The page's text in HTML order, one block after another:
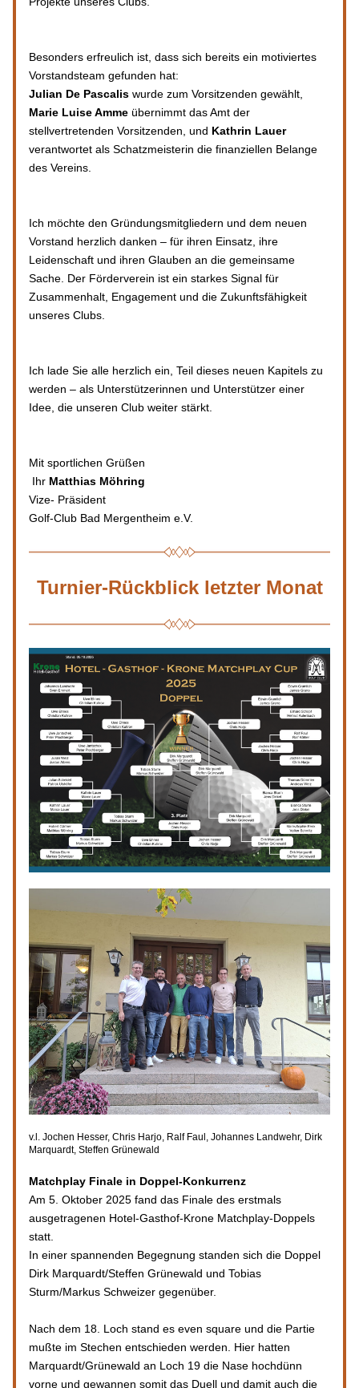
Besonders erfreulich ist, dass sich bereits ein motiviertes
Vorstandsteam gefunden hat:
Julian De Pascalis
Marie Luise Amme übernimmt das Amt der
stellvertretenden Vorsitzenden, und Kathrin Lauer
verantwortet als Schatzmeisterin die finanziellen Belange
des Vereins.
Ich möchte den Gründungsmitgliedern und dem neuen
Vorstand herzlich danken – für ihren Einsatz, ihre
Leidenschaft und ihren Glauben an die gemeinsame
Sache. Der Förderverein ist ein starkes Signal für
Zusammenhalt, Engagement und die Zukunftsfähigkeit
unseres Clubs.
Ich lade Sie alle herzlich ein, Teil dieses neuen Kapitels zu
werden – als Unterstützerinnen und Unterstützer einer
Idee, die unseren Club weiter stärkt.
Mit sportlichen Grüßen
Ihr Matthias Möhring
Vize- Präsident
Golf-Club Bad Mergentheim e.V.
Turnier-Rückblick letzter Monat
v.l. Jochen Hesser, Chris Harjo, Ralf Faul, Johannes Landwehr, Dirk
Marquardt, Steffen Grünewald
Matchplay Finale in Doppel-Konkurrenz
Am 5. Oktober 2025 fand das Finale des erstmals
ausgetragenen Hotel-Gasthof-Krone Matchplay-Doppels
statt.
In einer spannenden Begegnung standen sich die Doppel
Dirk Marquardt/Steffen Grünewald und Tobias
Sturm/Markus Schweizer gegenüber.
Nach dem 18. Loch stand es even square und die Partie
mußte im Stechen entschieden werden. Hier hatten
Marquardt/Grünewald an Loch 19 die Nase hochdünn
vorne und gewannen somit das Duell und damit auch die